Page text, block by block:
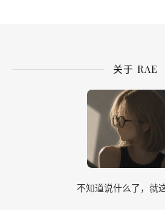
关于 RAE
不知道说什么了，就